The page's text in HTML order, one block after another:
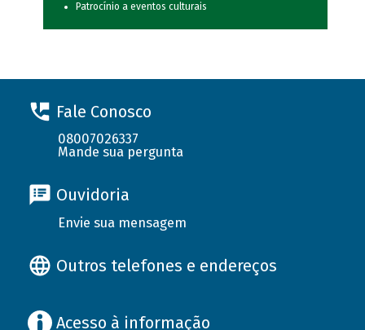
Patrocínio a eventos culturais
Fale Conosco
08007026337
Mande sua pergunta
Ouvidoria
Envie sua mensagem
Outros telefones e endereços
Acesso à informação